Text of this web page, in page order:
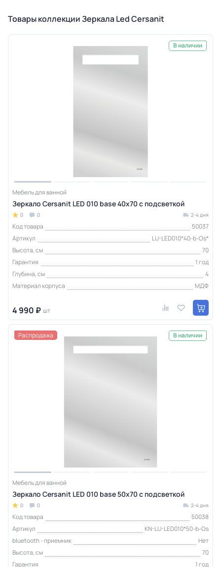
Товары коллекции Зеркала Led Cersanit
В наличии
Мебель для ванной
Зеркало Cersanit LED 010 base 40x70 с подсветкой
0 0 2-4 дня
Код товара
50037
Артикул
LU-LED010*40-b-Os*
Высота, см
70
Гарантия
1 год
Глубина, см
4
Материал корпуса
МДФ
4 990 ₽ шт
Распродажа В наличии
Мебель для ванной
Зеркало Cersanit LED 010 base 50x70 с подсветкой
0 0 2-4 дня
Код товара
50038
Артикул
KN-LU-LED010*50-b-Os
bluetooth - приемник
Нет
Высота, см
70
Гарантия
1 год